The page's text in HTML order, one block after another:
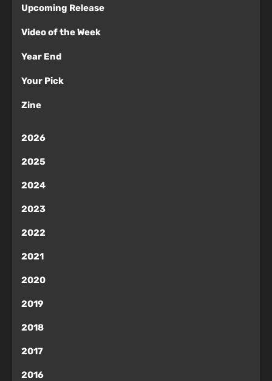
Upcoming Release
Video of the Week
Year End
Your Pick
Zine
2026
2025
2024
2023
2022
2021
2020
2019
2018
2017
2016